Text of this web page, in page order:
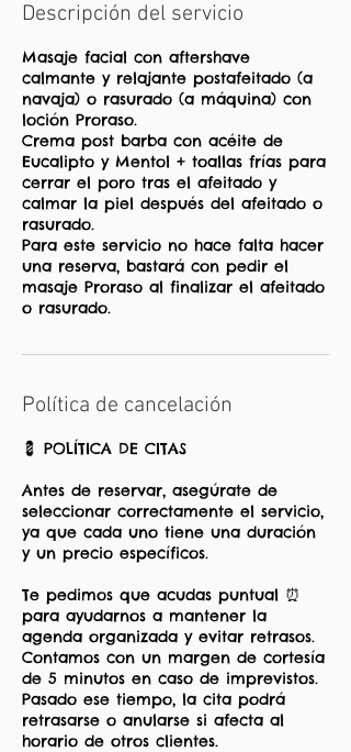
Descripción del servicio
Masaje facial con aftershave
calmante y relajante postafeitado (a
navaja) o rasurado (a máquina) con
loción Proraso.
Crema post barba con acéite de
Eucalipto y Mentol + toallas frías para
cerrar el poro tras el afeitado y
calmar la piel después del afeitado o
rasurado.
Para este servicio no hace falta hacer
una reserva, bastará con pedir el
masaje Proraso al finalizar el afeitado
o rasurado.
Política de cancelación
💈 POLÍTICA DE CITAS
Antes de reservar, asegúrate de
seleccionar correctamente el servicio,
ya que cada uno tiene una duración
y un precio específicos.
Te pedimos que acudas puntual ⏰
para ayudarnos a mantener la
agenda organizada y evitar retrasos.
Contamos con un margen de cortesía
de 5 minutos en caso de imprevistos.
Pasado ese tiempo, la cita podrá
retrasarse o anularse si afecta al
horario de otros clientes.